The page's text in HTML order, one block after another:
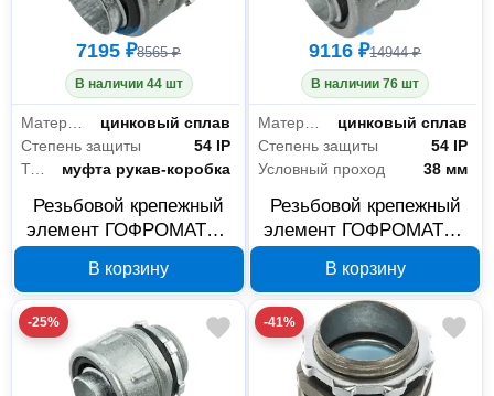
7195 ₽8565 ₽
В наличии 44 шт
Материал
цинковый сплав
Степень защиты
54 IP
Тип
муфта рукав-коробка
Резьбовой крепежный
элемент ГОФРОМАТИК
В корзину
9116 ₽14944 ₽
В наличии 76 шт
Материал
цинковый сплав
Степень защиты
54 IP
Условный проход
38 мм
Резьбовой крепежный
элемент ГОФРОМАТИК
В корзину
-25% -41%